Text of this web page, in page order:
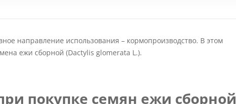
направление использования – кормопроизводство. В этом
ежи сборной (Dactylis glomerata L.).
покупке семян ежи сборной